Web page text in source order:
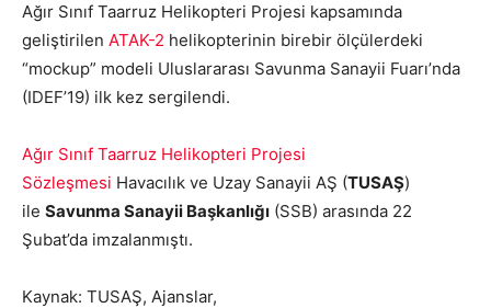
Ağır Sınıf Taarruz Helikopteri Projesi kapsamında
geliştirilen ATAK-2 helikopterinin birebir ölçülerdeki
“mockup” modeli Uluslararası Savunma Sanayii Fuarı’nda
(IDEF’19) ilk kez sergilendi.
Ağır Sınıf Taarruz Helikopteri Projesi
Sözleşmesi Havacılık ve Uzay Sanayii AŞ (TUSAŞ)
ile Savunma Sanayii Başkanlığı (SSB) arasında 22
Şubat’da imzalanmıştı.
Kaynak: TUSAŞ, Ajanslar,